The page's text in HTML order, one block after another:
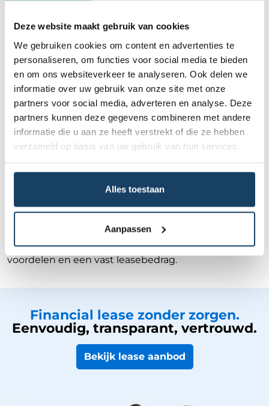
Deze website maakt gebruik van cookies
We gebruiken cookies om content en advertenties te
personaliseren, om functies voor social media te bieden
en om ons websiteverkeer te analyseren. Ook delen we
informatie over uw gebruik van onze site met onze
partners voor social media, adverteren en analyse. Deze
partners kunnen deze gegevens combineren met andere
informatie die u aan ze heeft verstrekt of die ze hebben
verzameld op basis van uw gebruik van hun services.
Alles toestaan
Aanpassen
Financial Lease For You is een betrouwbare partner
dankzij onze vier uniekeleasegaranties
zekerheid en gemak bieden. Kies voor de BMW i5
Sedan eDrive40 leasen en ervaar de voordelen van
een elektrische auto.
Populaire alternatieven voor
BMW i5 Sedan lease
Als je op zoek bent naar een alternatief voor BMW i5
Sedan lease, overweeg dan de
zijn ideaal voor de zakelijke rijder die waarde hecht
aan comfort en innovatie. Het leasen van een
Lease is een aantrekkelijke keuze, omdat het je de
mogelijkheid biedt om te profiteren van fiscale
voordelen en een vast leasebedrag.
Financial lease zonder zorgen.
Eenvoudig, transparant, vertrouwd.
Bekijk lease aanbod